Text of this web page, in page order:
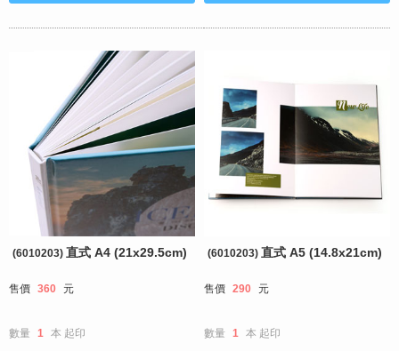
(6010203)直式 A4 (21x29.5cm)
售價 360 元
數量 1 本 起印
(6010203)直式 A5 (14.8x21cm)
售價 290 元
數量 1 本 起印